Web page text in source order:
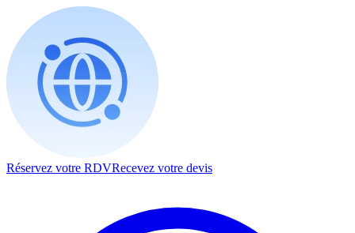
Réservez votre RDVRecevez votre devis